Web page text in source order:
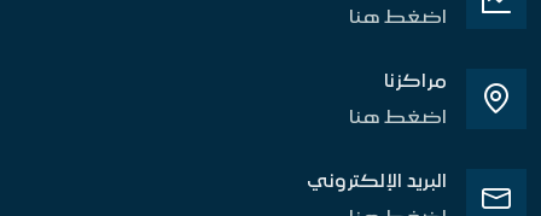
اضغط هنا
مراكزنا
اضغط هنا
البريد الإلكتروني